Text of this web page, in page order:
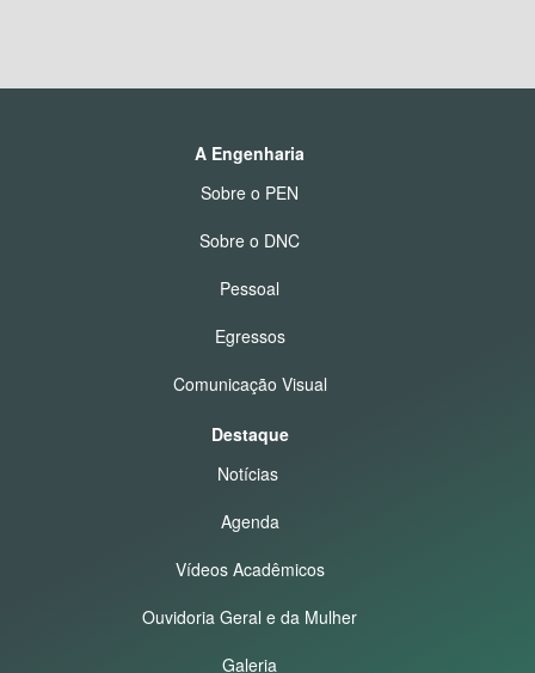
A Engenharia
Sobre o PEN
Sobre o DNC
Pessoal
Egressos
Comunicação Visual
Destaque
Notícias
Agenda
Vídeos Acadêmicos
Ouvidoria Geral e da Mulher
Galeria